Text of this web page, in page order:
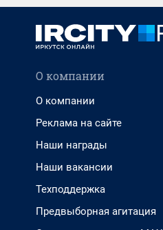
О компании
О компании
Реклама на сайте
Наши награды
Наши вакансии
Техподдержка
Предвыборная агитация